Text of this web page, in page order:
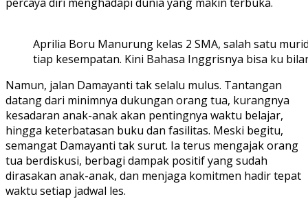
Aprilia Boru Manurung kelas 2 SMA, salah satu
tiap kesempatan. Kini Bahasa Inggrisnya bisa ku
Namun, jalan Damayanti tak selalu mulus. Tantangan
datang dari minimnya dukungan orang tua, kurangnya
kesadaran anak-anak akan pentingnya waktu belajar,
hingga keterbatasan buku dan fasilitas. Meski begitu,
semangat Damayanti tak surut. Ia terus mengajak orang
tua berdiskusi, berbagi dampak positif yang sudah
dirasakan anak-anak, dan menjaga komitmen hadir tepat
waktu setiap jadwal les.